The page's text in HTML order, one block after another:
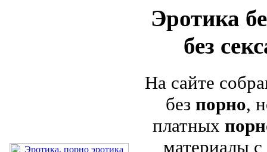
Эротика
без
На сайте
без порно,
платных
материалы